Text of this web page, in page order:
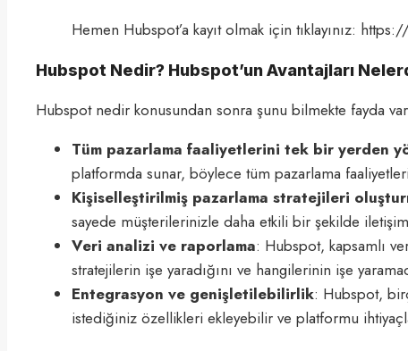
Hemen Hubspot’a kayıt olmak için tıklayınız:
Hubspot Nedir? Hubspot’un Avantajları
Hubspot nedir konusundan sonra şunu bilmekte fayda
Tüm pazarlama faaliyetlerini tek bir yerden
platformda sunar, böylece tüm pazarlama
Kişiselleştirilmiş pazarlama stratejileri
sayede müşterilerinizle daha etkili bir şekilde
Veri analizi ve raporlama: Hubspot, kapsamlı
stratejilerin işe yaradığını ve hangilerinin işe
Entegrasyon ve genişletilebilirlik: Hubspot,
istediğiniz özellikleri ekleyebilir ve platformu